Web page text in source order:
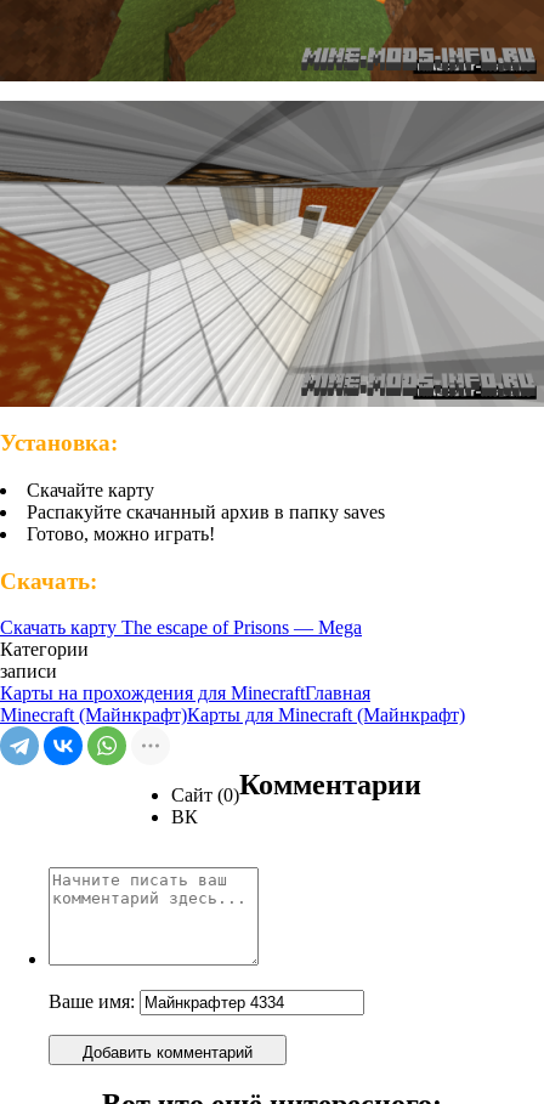
Установка:
Скачайте карту
Распакуйте скачанный архив в папку saves
Готово, можно играть!
Скачать:
Скачать карту The escape of Prisons — Mega
Категории
записи
Карты на прохождения для MinecraftГлавная
Minecraft (Майнкрафт)Карты для Minecraft (Майнкрафт)
Сайт (0)
ВК
Комментарии
Ваше имя:
Добавить комментарий